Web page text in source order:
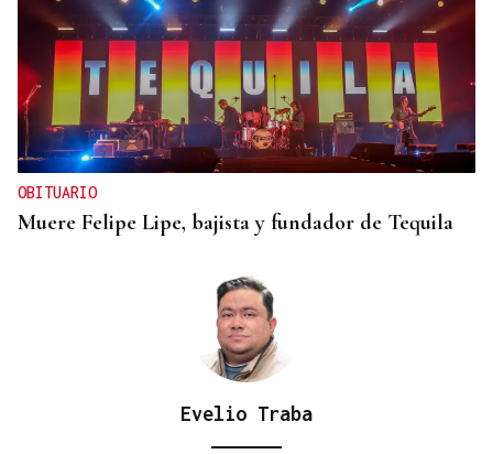
OBITUARIO
Muere Felipe Lipe, bajista y fundador de Tequila
Evelio Traba